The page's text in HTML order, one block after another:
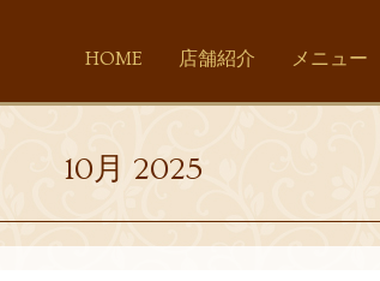
HOME 店舗紹介 メニュー
10月 2025